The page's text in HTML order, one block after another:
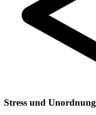
Stress und Unordnung